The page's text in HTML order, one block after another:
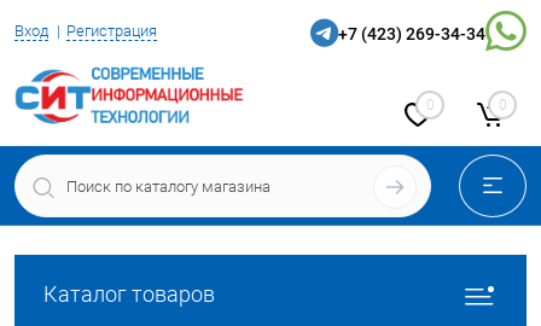
Вход Регистрация +7 (423) 269-34-34
0 0
Каталог товаров